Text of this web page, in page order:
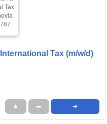
Tax (m/w/d)
★ ➦ ➜